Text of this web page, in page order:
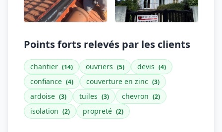
Points forts relevés par les clients
chantier (14) ouvriers (5) devis (4)
confiance (4) couverture en zinc (3)
ardoise (3) tuiles (3) chevron (2)
isolation (2) propreté (2)